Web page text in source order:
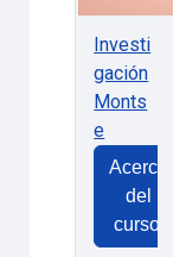
Investi
gación
Monts
e
Acerca
del
curso: